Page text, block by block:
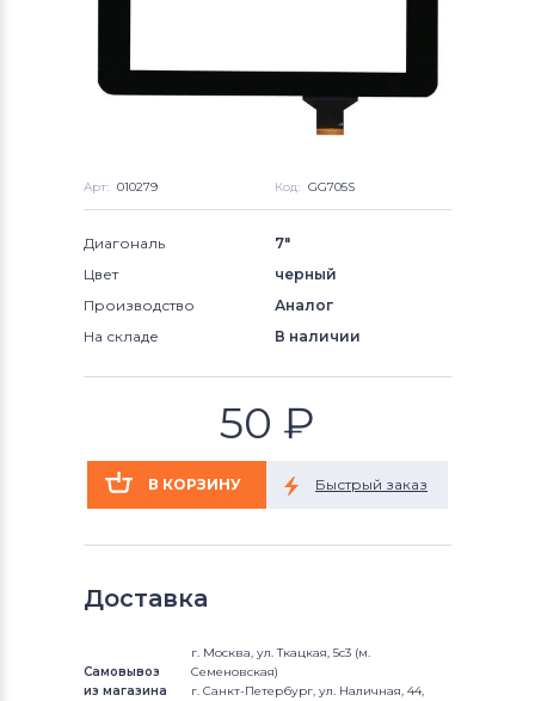
Арт: 010279 Код: GG705S
Диагональ
7"
Цвет
черный
Производство
Аналог
На складе
В наличии
50 ₽
Доставка
Самовывоз
из магазина
г. Москва, ул. Ткацкая, 5с3 (м.
Семеновская)
г. Санкт-Петербург, ул. Наличная, 44,